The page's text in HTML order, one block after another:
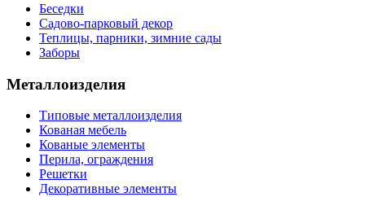
Беседки
Садово-парковый декор
Теплицы, парники, зимние сады
Заборы
Металлоизделия
Типовые металлоизделия
Кованая мебель
Кованые элементы
Перила, ограждения
Решетки
Декоративные элементы